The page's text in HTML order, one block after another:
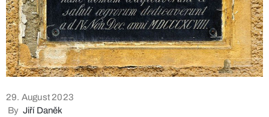
29. August 2023
By Jiří Daněk